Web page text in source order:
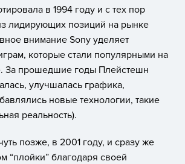
в 1994 году и с тех пор
лидирующих позиций на рынке
внимание Sony уделяет
которые стали популярными на
За прошедшие годы Плейстешн
улучшалась графика,
новые технологии, такие
реальность).
позже, в 2001 году, и сразу же
“плойки” благодаря своей